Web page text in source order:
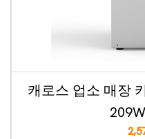
캐로스 업소 매장